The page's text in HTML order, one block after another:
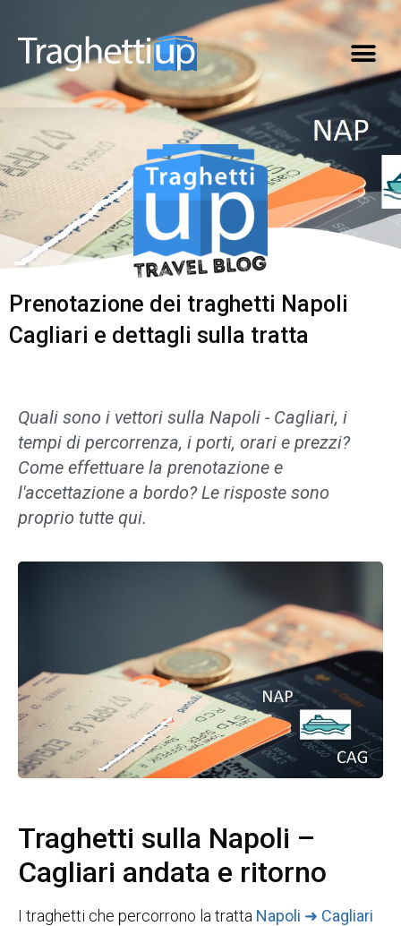
Prenotazione dei traghetti Napoli
Cagliari e dettagli sulla tratta
Quali sono i vettori sulla Napoli - Cagliari, i
tempi di percorrenza, i porti, orari e prezzi?
Come effettuare la prenotazione e
l'accettazione a bordo? Le risposte sono
proprio tutte qui.
Traghetti sulla Napoli –
Cagliari andata e ritorno
I traghetti che percorrono la tratta Napoli ➜ Cagliari